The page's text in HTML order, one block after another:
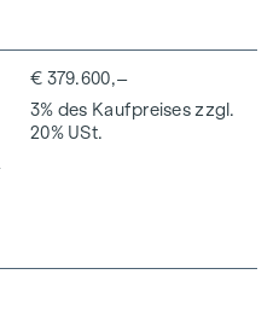
€ 379.600,–
3% des Kaufpreises zzgl.
20% USt.